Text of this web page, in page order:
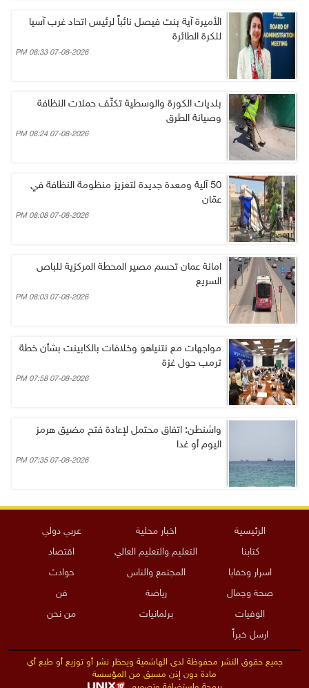
الأميرة آية بنت فيصل نائباً لرئيس اتحاد غرب آسيا
للكرة الطائرة
07-08-2026 08:33 PM
بلديات الكورة والوسطية تكثّف حملات النظافة
وصيانة الطرق
07-08-2026 08:24 PM
50 آلية ومعدة جديدة لتعزيز منظومة النظافة في
عمّان
07-08-2026 08:08 PM
امانة عمان تحسم مصير المحطة المركزية للباص
السريع
07-08-2026 08:03 PM
مواجهات مع نتنياهو وخلافات بالكابينت بشأن خطة
ترمب حول غزة
07-08-2026 07:58 PM
واشنطن: اتفاق محتمل لإعادة فتح مضيق هرمز
اليوم أو غدا
07-08-2026 07:35 PM
الرئيسية اخبار محلية
عربي دولي
كتابنا
التعليم والتعليم العالي
اقتصاد
اسرار وخفايا
المجتمع والناس
حوادث
صحة وجمال
رياضة
فن
الوفيات
برلمانيات
من نحن
ارسل خبراً
جميع حقوق النشر محفوظة لدى الهاشمية ويحظر نشر أو توزيع أو طبع أي
مادة دون إذن مسبق من المؤسسة